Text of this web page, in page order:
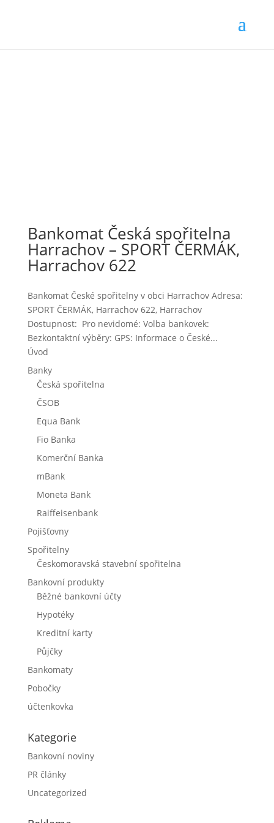
Bankomat Česká spořitelna
Harrachov – SPORT ČERMÁK,
Harrachov 622
Bankomat České spořitelny v obci Harrachov Adresa:
SPORT ČERMÁK, Harrachov 622, Harrachov
Dostupnost: Pro nevidomé: Volba bankovek:
Bezkontaktní výběry: GPS: Informace o České...
Úvod
Banky
Česká spořitelna
ČSOB
Equa Bank
Fio Banka
Komerční Banka
mBank
Moneta Bank
Raiffeisenbank
Pojišťovny
Spořitelny
Českomoravská stavební spořitelna
Bankovní produkty
Běžné bankovní účty
Hypotéky
Kreditní karty
Půjčky
Bankomaty
Pobočky
účtenkovka
Kategorie
Bankovní noviny
PR články
Uncategorized